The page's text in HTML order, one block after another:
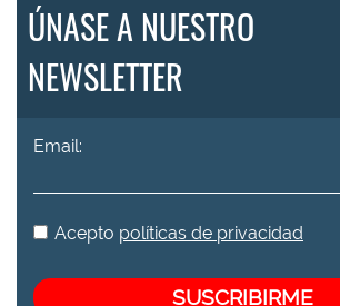
ÚNASE A NUESTRO
NEWSLETTER
Email:
Acepto políticas de privacidad